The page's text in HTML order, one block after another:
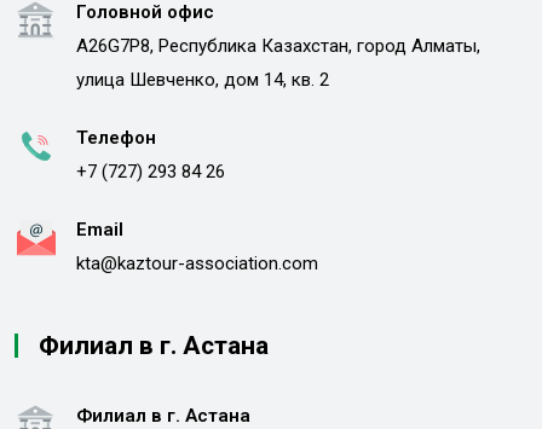
Головной офис
A26G7P8, Республика Казахстан, город Алматы,
улица Шевченко, дом 14, кв. 2
Телефон
+7 (727) 293 84 26
Email
kta@kaztour-association.com
Филиал в г. Астана
Филиал в г. Астана